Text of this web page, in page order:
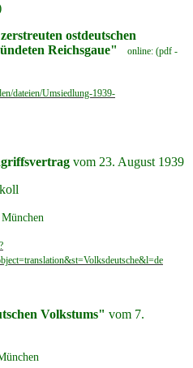
ostdeutschen
Reichsgaue"
online: (pdf -
dateien/Umsiedlung-1939-
vom 23. August 1939
Volkstums" vom 7.